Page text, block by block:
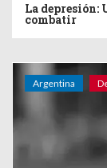
La depresión:
combatir
Argentina